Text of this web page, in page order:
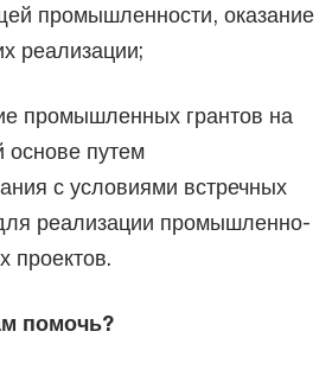
промышленности, оказание
реализации;
промышленных грантов на
основе путем
с условиями встречных
реализации промышленно-
проектов.
помочь?